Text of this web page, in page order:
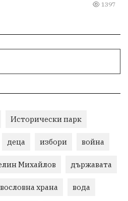
1397
Исторически парк
деца избори война
Михайлов държавата
храна вода